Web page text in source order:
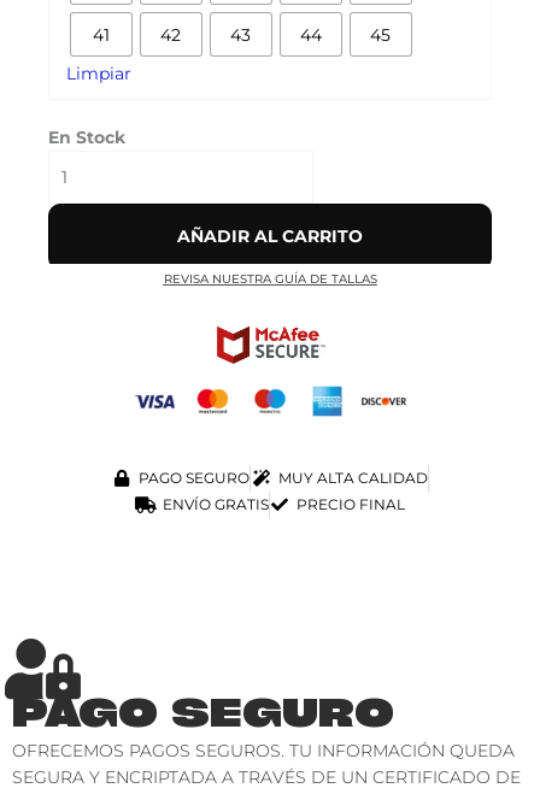
41 42 43 44 45
Limpiar
En Stock
AÑADIR AL CARRITO
REVISA NUESTRA GUÍA DE TALLAS
PAGO SEGURO
MUY ALTA CALIDAD
ENVÍO GRATIS
PRECIO FINAL
PAGO SEGURO
OFRECEMOS PAGOS SEGUROS. TU INFORMACIÓN QUEDA
SEGURA Y ENCRIPTADA A TRAVÉS DE UN CERTIFICADO DE